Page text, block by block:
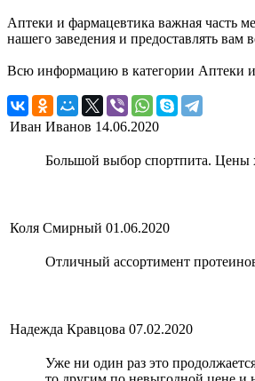
Аптеки и фармацевтика важная часть
нашего заведения и предоставлять
Всю информацию в категории Аптеки
Иван Иванов 14.06.2020
Большой выбор спортпита. Цены
Коля Смирный 01.06.2020
Отличный ассортимент
Надежда Кравцова 07.02.2020
Уже ни один раз это